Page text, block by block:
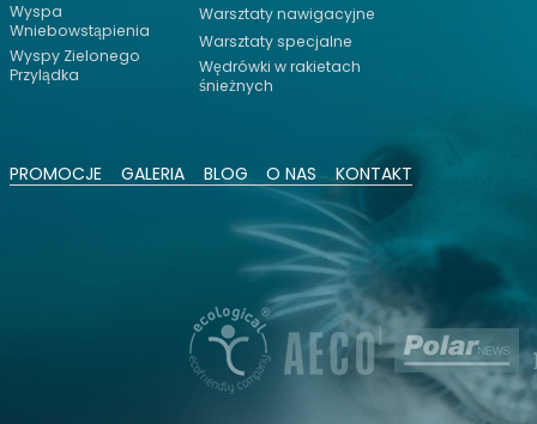
Wyspa
Wniebowstąpienia
Wyspy Zielonego
Przylądka
Warsztaty nawigacyjne
Warsztaty specjalne
Wędrówki w rakietach
śnieżnych
PROMOCJE GALERIA BLOG O NAS KONTAKT